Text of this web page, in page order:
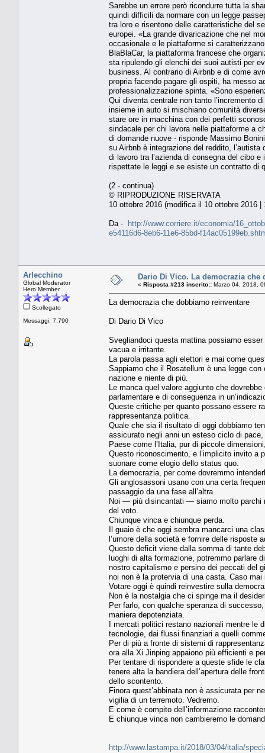
Sarebbe un errore però ricondurre tutta la
quindi difficili da normare con un legge
tra loro e risentono delle caratteristiche del
europei. «La grande divaricazione che nel
occasionale e le piattaforme si
BlaBlaCar, la piattaforma francese che
sta ripulendo gli elenchi dei suoi autisti per
business. Al contrario di Airbnb e di come
propria facendo pagare gli ospiti, ha messo
professionalizzazione spinta. «Sono
Qui diventa centrale non tanto l’incremento
insieme in auto si mischiano comunità
stare ore in macchina con dei perfetti
sindacale per chi lavora nelle piattaforme a
di domande nuove - risponde Massimo
su Airbnb è integrazione del reddito,
di lavoro tra l’azienda di consegna del cibo
rispettate le leggi e se esiste un contratto di
(2 - continua)
© RIPRODUZIONE RISERVATA
10 ottobre 2016 (modifica il 10 ottobre 2016 |
Da - http://www.corriere.it/economia/
e54116d6-8eb6-11e6-85bd-
Arlecchino
Global Moderator
Hero Member
Scollegato
Messaggi: 7.790
Dario Di Vico. La democrazia che
« Risposta #213 inserito:: Marzo 04, 2018,
La democrazia che dobbiamo reinventare
Di Dario Di Vico
Svegliandoci questa mattina possiamo
vacua e irritante.
La parola passa agli elettori e mai come
Sappiamo che il Rosatellum è una legge
nazione e niente di più.
Le manca quel valore aggiunto che
parlamentare e di conseguenza in
Queste critiche per quanto possano essere
rappresentanza politica.
Quale che sia il risultato di oggi dobbiamo
assicurato negli anni un esteso ciclo di
Paese come l’Italia, pur di piccole
Questo riconoscimento, e l’implicito invito a
suonare come elogio dello status quo.
La democrazia, per come dovremmo
Gli anglosassoni usano con una certa
passaggio da una fase all’altra.
Noi — più disincantati — siamo molto parchi
del voto.
Chiunque vinca e chiunque perda.
Il guaio è che oggi sembra mancarci una
l’umore della società e fornire delle risposte
Questo deficit viene dalla somma di tante
luoghi di alta formazione, potremmo parlare
nostro capitalismo e persino dei peccati del
noi non è la protervia di una casta. Caso
Votare oggi è quindi reinvestire sulla
Non è la nostalgia che ci spinge ma il
Per farlo, con qualche speranza di
maniera depotenziata.
I mercati politici restano nazionali mentre le
tecnologie, dai flussi finanziari a quelli
Per di più a fronte di sistemi di
ora alla Xi Jinping appaiono più efficienti e
Per tentare di rispondere a queste sfide le
tenere alta la bandiera dell’apertura delle
dello scontento.
Finora quest’abbinata non è assicurata per
vigilia di un terremoto. Vedremo.
E come è compito dell’informazione
E chiunque vinca non cambieremo le
http://www.lastampa.it/2018/03/04/italia/